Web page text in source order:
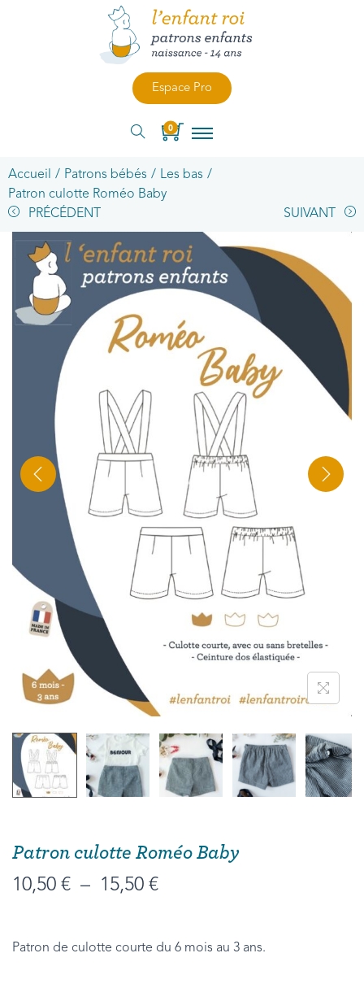
Espace Pro
0
Accueil / Patrons bébés / Les bas /
Patron culotte Roméo Baby
PRÉCÉDENT
SUIVANT
Patron culotte Roméo Baby
10,50 € – 15,50 €
Patron de culotte courte du 6 mois au 3 ans.